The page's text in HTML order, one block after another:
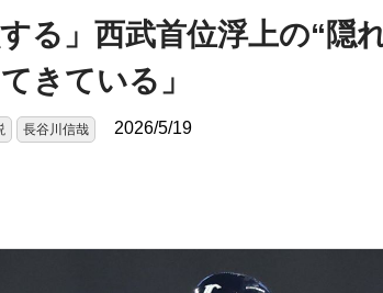
る」西武首位浮上の“隠
きている」
長谷川信哉 2026/5/19